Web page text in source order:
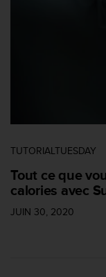
TUTORIALTUESDAY
Tout ce que
calories avec
JUIN 30, 2020